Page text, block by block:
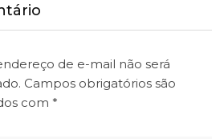
de e-mail não será
Campos obrigatórios são
com *